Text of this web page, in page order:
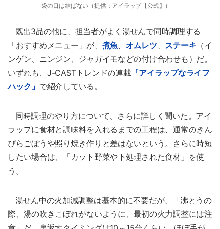
袋の口は結ばない（提供：アイラップ【公式】）
既出3品の他に、担当者がよく湯せんで同時調理する
「おすすめメニュー」が、 煮魚、 オムレツ、 ステーキ （イ
ンゲン、ニンジン、ジャガイモなどの付け合わせも）だ。
いずれも、J-CASTトレンドの連載 「アイラップなライフ
ハック」 で紹介している。
同時調理のやり方について、さらに詳しく聞いた。アイ
ラップに食材と調味料を入れるまでの工程は、通常のきん
ぴらごぼうや照り焼き作りと差はないという。さらに時短
したい場合は、「カット野菜や下処理された食材」を使
う。
湯せん中の火加減調整は基本的に不要だが、「沸とうの
際、湯の吹きこぼれがないように、最初の火力調整には注